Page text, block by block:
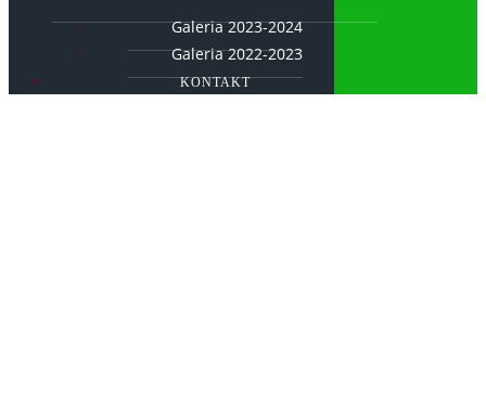
Galeria 2023-2024
Galeria 2022-2023
KONTAKT